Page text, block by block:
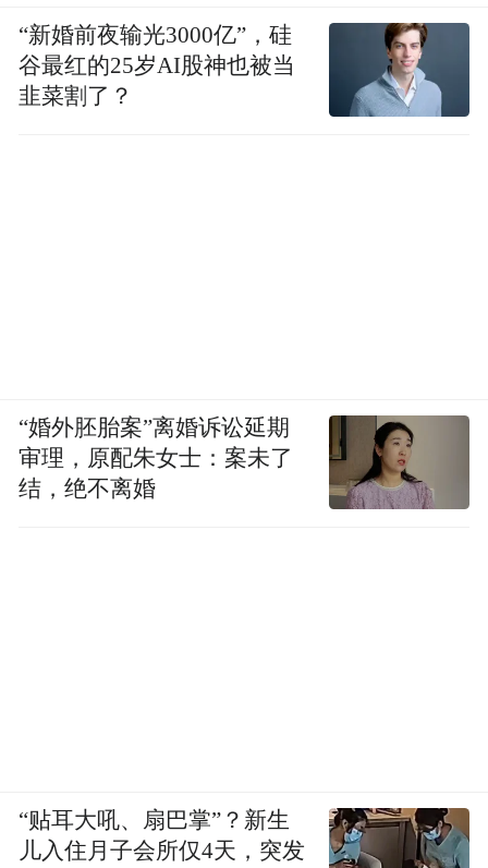
“新婚前夜输光3000亿”，硅
谷最红的25岁AI股神也被当
韭菜割了？
“婚外胚胎案”离婚诉讼延期
审理，原配朱女士：案未了
结，绝不离婚
“贴耳大吼、扇巴掌”？新生
儿入住月子会所仅4天，突发